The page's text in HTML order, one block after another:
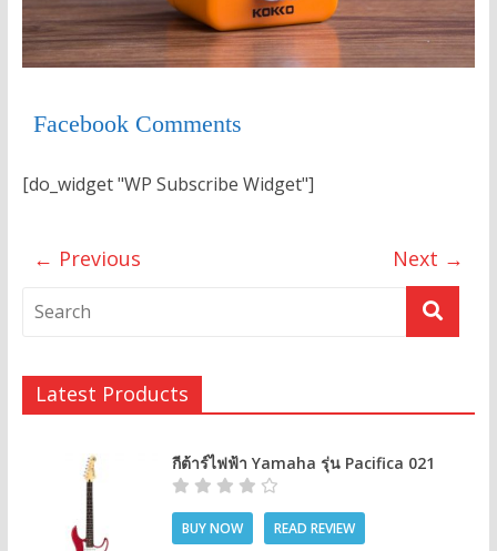
Facebook Comments
[do_widget "WP Subscribe Widget"]
← Previous Next →
Latest Products
กีต้าร์ไฟฟ้า Yamaha รุ่น Pacifica 021
BUY NOW READ REVIEW